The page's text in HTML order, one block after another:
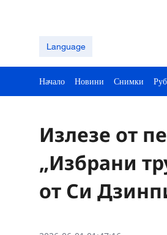
Language
Начало Новини Снимки
Излезе от
„Избрани
от Си